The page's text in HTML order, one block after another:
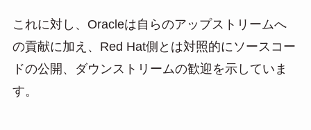
これに対し、Oracleは自らのアップストリームへ
の貢献に加え、Red Hat側とは対照的にソースコー
ドの公開、ダウンストリームの歓迎を示していま
す。